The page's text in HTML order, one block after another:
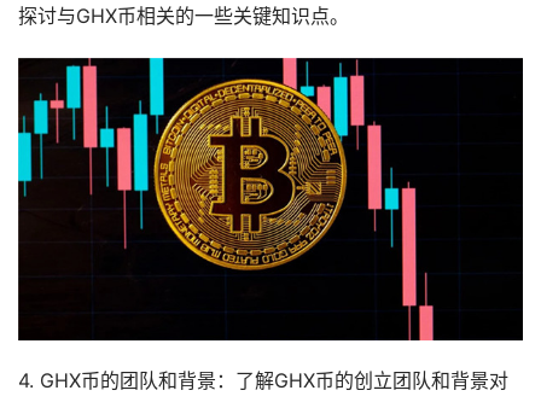
探讨与GHX币相关的一些关键知识点。
4. GHX币的团队和背景：了解GHX币的创立团队和背景对